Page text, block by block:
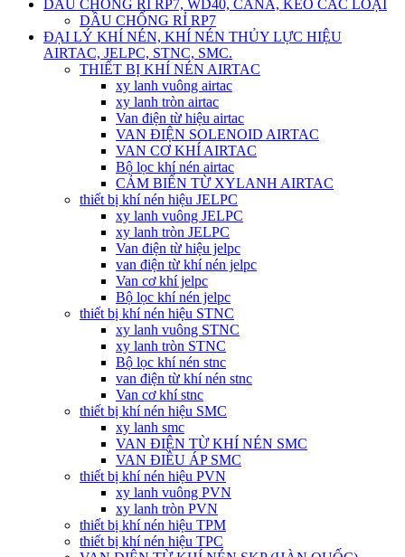
DẦU CHỐNG RỈ RP7, WD40, CANA, KEO CÁC LOẠI
DẦU CHỐNG RỈ RP7
ĐẠI LÝ KHÍ NÉN, KHÍ NÉN THỦY LỰC HIỆU
AIRTAC, JELPC, STNC, SMC.
THIẾT BỊ KHÍ NÉN AIRTAC
xy lanh vuông airtac
xy lanh tròn airtac
Van điện từ hiệu airtac
VAN ĐIỆN SOLENOID AIRTAC
VAN CƠ KHÍ AIRTAC
Bộ lọc khí nén airtac
CẢM BIẾN TỪ XYLANH AIRTAC
thiết bị khí nén hiệu JELPC
xy lanh vuông JELPC
xy lanh tròn JELPC
Van điện từ hiệu jelpc
van điện từ khí nén jelpc
Van cơ khí jelpc
Bộ lọc khí nén jelpc
thiết bị khí nén hiệu STNC
xy lanh vuông STNC
xy lanh tròn STNC
Bộ lọc khí nén stnc
van điện từ khí nén stnc
Van cơ khí stnc
thiết bị khí nén hiệu SMC
xy lanh smc
VAN ĐIỆN TỪ KHÍ NÉN SMC
VAN ĐIỀU ÁP SMC
thiết bị khí nén hiệu PVN
xy lanh vuông PVN
xy lanh tròn PVN
thiết bị khí nén hiệu TPM
thiết bị khí nén hiệu TPC